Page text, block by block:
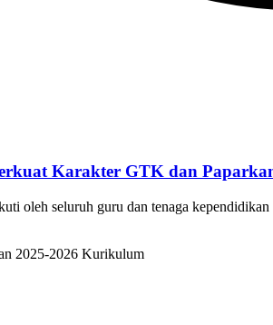
Karakter GTK dan
oleh seluruh guru dan tenaga
Kurikulum